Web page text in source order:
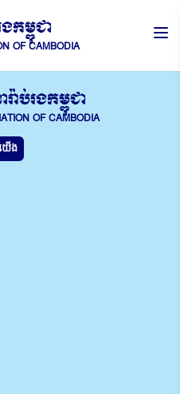
កម្ពុជា
OF CAMBODIA
ាប់រងកម្ពុជា
OF CAMBODIA
ើង